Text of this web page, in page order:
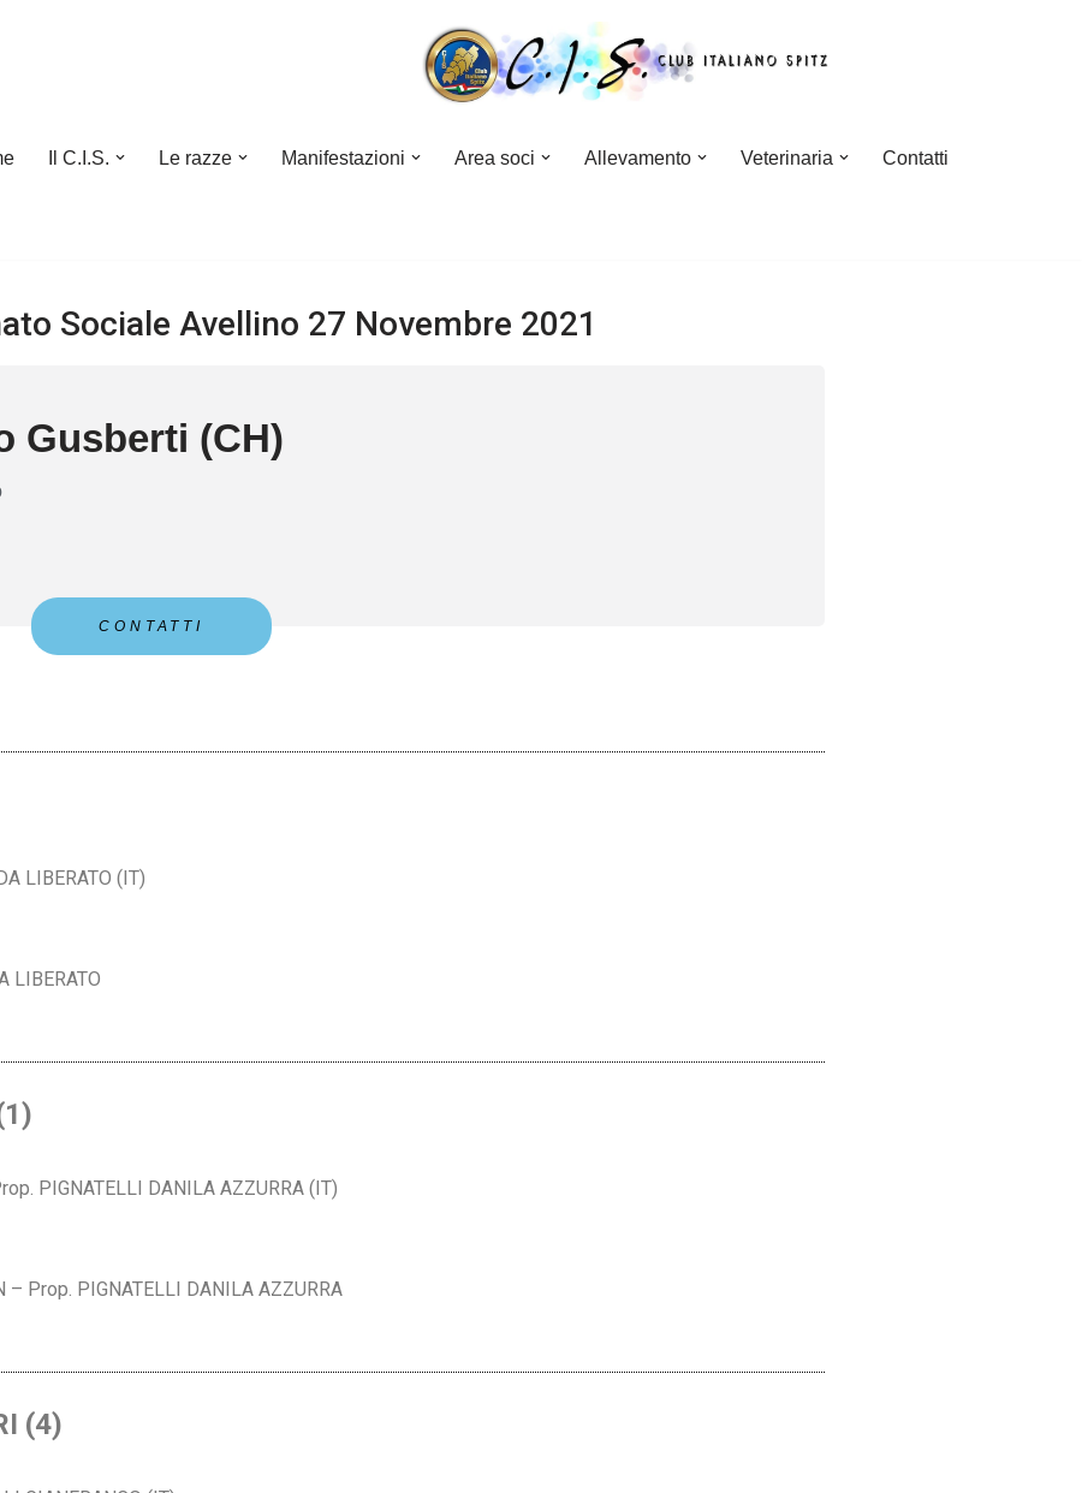
Il C.I.S. Le razze Manifestazioni Area soci Allevamento Veterinaria Contatti
Sociale Avellino 27 Novembre 2021
Gusberti (CH)
CONTATTI
LIBERATO (IT)
LIBERATO
PIGNATELLI DANILA AZZURRA (IT)
– Prop. PIGNATELLI DANILA AZZURRA
(4)